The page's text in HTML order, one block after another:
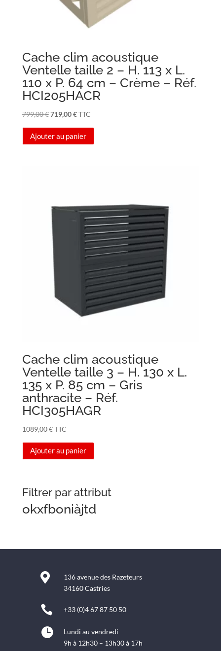
Cache clim acoustique
Ventelle taille 2 – H. 113 x L.
110 x P. 64 cm – Crème – Réf.
HCI205HACR
799,00€Le
initial
719,00€Le
actuel
TTC
Ajouter au panier
Cache clim acoustique
Ventelle taille 3 – H. 130 x L.
135 x P. 85 cm – Gris
anthracite – Réf.
HCI305HAGR
1089,00€TTC
Ajouter au panier
Filtrer par attribut
okxfboniàjtd

136 avenue des Razeteurs
34160 Castries
 +33 (0)4 67 87 50 50

Lundi au vendredi
9h à 12h30 – 13h30 à 17h